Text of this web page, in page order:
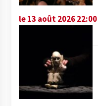
le 13 août 2026 22:00